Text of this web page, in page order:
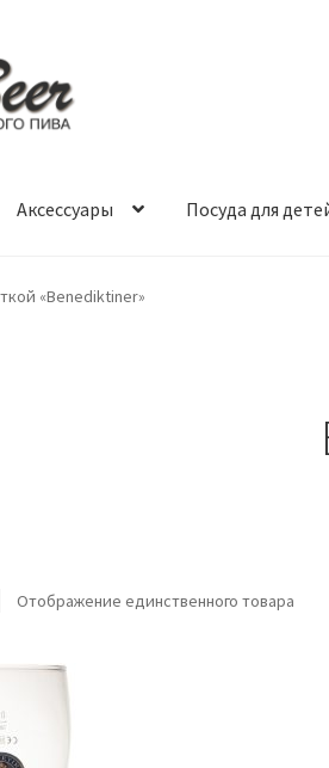
Аксессуары Посуда для
«Benediktiner»
Отображение единственного товара